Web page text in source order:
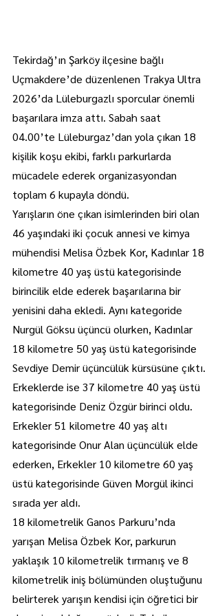
Tekirdağ’ın Şarköy ilçesine bağlı
Uçmakdere’de düzenlenen Trakya Ultra
2026’da Lüleburgazlı sporcular önemli
başarılara imza attı. Sabah saat
04.00’te Lüleburgaz’dan yola çıkan 18
kişilik koşu ekibi, farklı parkurlarda
mücadele ederek organizasyondan
toplam 6 kupayla döndü.
Yarışların öne çıkan isimlerinden biri olan
46 yaşındaki iki çocuk annesi ve kimya
mühendisi Melisa Özbek Kor, Kadınlar 18
kilometre 40 yaş üstü kategorisinde
birincilik elde ederek başarılarına bir
yenisini daha ekledi. Aynı kategoride
Nurgül Göksu üçüncü olurken, Kadınlar
18 kilometre 50 yaş üstü kategorisinde
Sevdiye Demir üçüncülük kürsüsüne çıktı.
Erkeklerde ise 37 kilometre 40 yaş üstü
kategorisinde Deniz Özgür birinci oldu.
Erkekler 51 kilometre 40 yaş altı
kategorisinde Onur Alan üçüncülük elde
ederken, Erkekler 10 kilometre 60 yaş
üstü kategorisinde Güven Morgül ikinci
sırada yer aldı.
18 kilometrelik Ganos Parkuru’nda
yarışan Melisa Özbek Kor, parkurun
yaklaşık 10 kilometrelik tırmanış ve 8
kilometrelik iniş bölümünden oluştuğunu
belirterek yarışın kendisi için öğretici bir